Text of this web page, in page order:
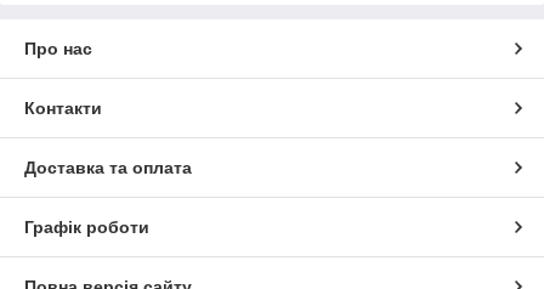
Про нас
Контакти
Доставка та оплата
Графік роботи